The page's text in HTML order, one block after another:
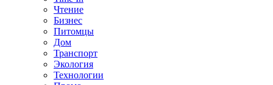
Чтение
Бизнес
Питомцы
Дом
Транспорт
Экология
Технологии